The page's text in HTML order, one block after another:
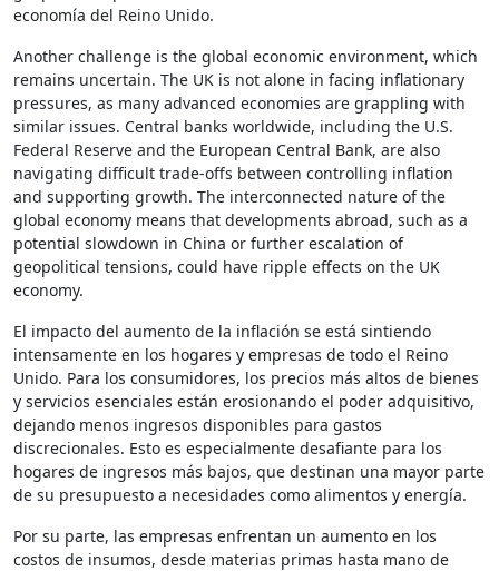
economía del Reino Unido.
Another challenge is the global economic environment, which
remains uncertain. The UK is not alone in facing inflationary
pressures, as many advanced economies are grappling with
similar issues. Central banks worldwide, including the U.S.
Federal Reserve and the European Central Bank, are also
navigating difficult trade-offs between controlling inflation
and supporting growth. The interconnected nature of the
global economy means that developments abroad, such as a
potential slowdown in China or further escalation of
geopolitical tensions, could have ripple effects on the UK
economy.
El impacto del aumento de la inflación se está sintiendo
intensamente en los hogares y empresas de todo el Reino
Unido. Para los consumidores, los precios más altos de bienes
y servicios esenciales están erosionando el poder adquisitivo,
dejando menos ingresos disponibles para gastos
discrecionales. Esto es especialmente desafiante para los
hogares de ingresos más bajos, que destinan una mayor parte
de su presupuesto a necesidades como alimentos y energía.
Por su parte, las empresas enfrentan un aumento en los
costos de insumos, desde materias primas hasta mano de